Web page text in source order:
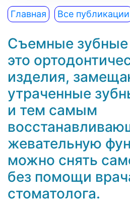
Главная Все публикации
Съемные зубные
это
изделия,
утраченные
и тем самым
жевательную
можно снять
без помощи
стоматолога.